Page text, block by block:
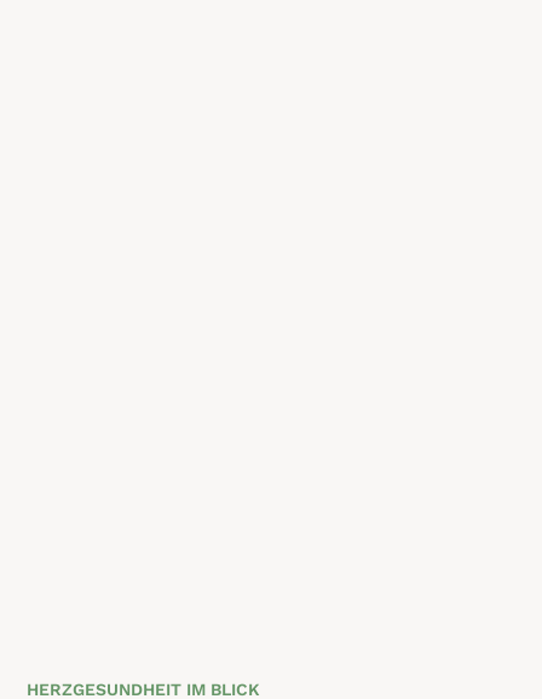
HERZGESUNDHEIT IM BLICK